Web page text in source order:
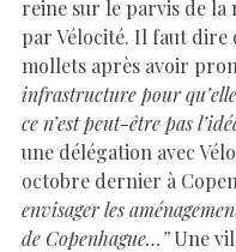
reine sur le parvis de
par Vélocité. Il faut dire
mollets après avoir
infrastructure pour
ce n’est peut-être pas
une délégation avec
octobre dernier à
envisager les
de Copenhague…”Une